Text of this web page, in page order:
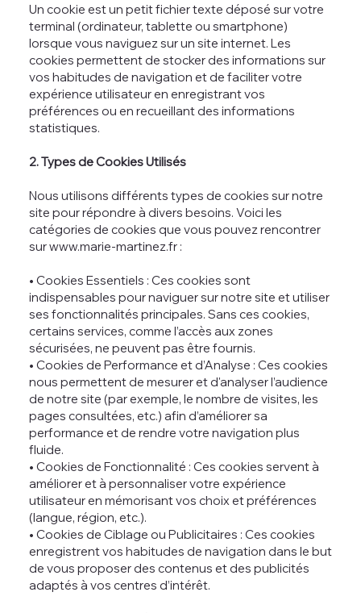
Un cookie est un petit fichier texte déposé sur votre
terminal (ordinateur, tablette ou smartphone)
lorsque vous naviguez sur un site internet. Les
cookies permettent de stocker des informations sur
vos habitudes de navigation et de faciliter votre
expérience utilisateur en enregistrant vos
préférences ou en recueillant des informations
statistiques.
2. Types de Cookies Utilisés
Nous utilisons différents types de cookies sur notre
site pour répondre à divers besoins. Voici les
catégories de cookies que vous pouvez rencontrer
surwww.marie-martinez.fr:
• Cookies Essentiels : Ces cookies sont
indispensables pour naviguer sur notre site et utiliser
ses fonctionnalités principales. Sans ces cookies,
certains services, comme l’accès aux zones
sécurisées, ne peuvent pas être fournis.
• Cookies de Performance et d’Analyse : Ces cookies
nous permettent de mesurer et d'analyser l’audience
de notre site (par exemple, le nombre de visites, les
pages consultées, etc.) afin d’améliorer sa
performance et de rendre votre navigation plus
fluide.
• Cookies de Fonctionnalité : Ces cookies servent à
améliorer et à personnaliser votre expérience
utilisateur en mémorisant vos choix et préférences
(langue, région, etc.).
• Cookies de Ciblage ou Publicitaires : Ces cookies
enregistrent vos habitudes de navigation dans le but
de vous proposer des contenus et des publicités
adaptés à vos centres d’intérêt.